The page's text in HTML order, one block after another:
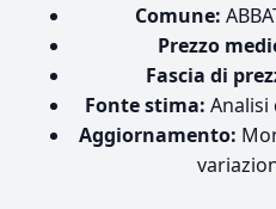
Comune:
Prezzo
Fascia di
Fonte stima:
Aggiornamento: